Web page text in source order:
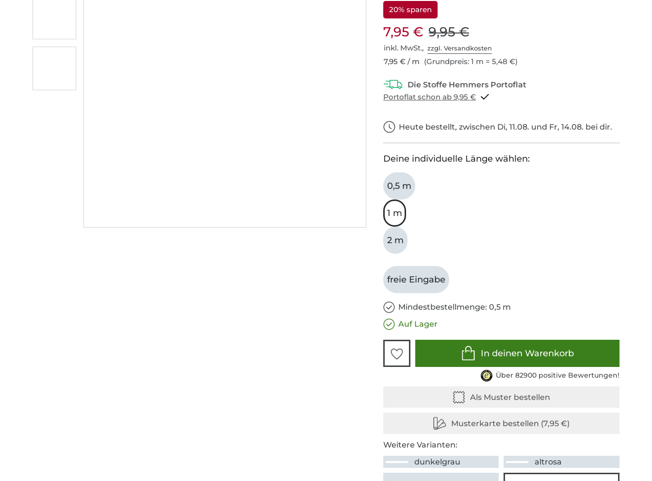
20% sparen
7,95 € 9,95 €
inkl. MwSt.,zzgl. Versandkosten
7,95 € / m (Grundpreis: 1 m = 5,48 €)
Portoflat schon ab 9,95 €
Heute bestellt, zwischen Di, 11.08. und Fr, 14.08. bei dir.
Deine individuelle Länge wählen:
0,5 m
1 m
2 m
freie Eingabe
Mindestbestellmenge: 0,5 m
Auf Lager
In deinen Warenkorb
Über 82900 positive Bewertungen!
Weitere Varianten:
dunkelgrau
altrosa